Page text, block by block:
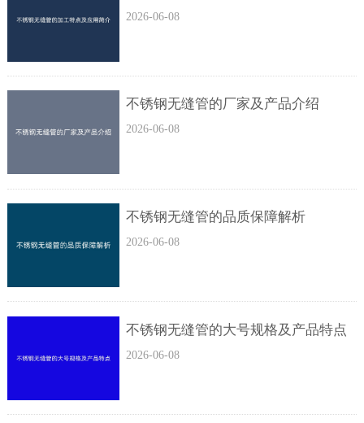
2026-06-08
不锈钢无缝管的厂家及产品介绍
2026-06-08
不锈钢无缝管的品质保障解析
2026-06-08
不锈钢无缝管的大号规格及产品特点
2026-06-08